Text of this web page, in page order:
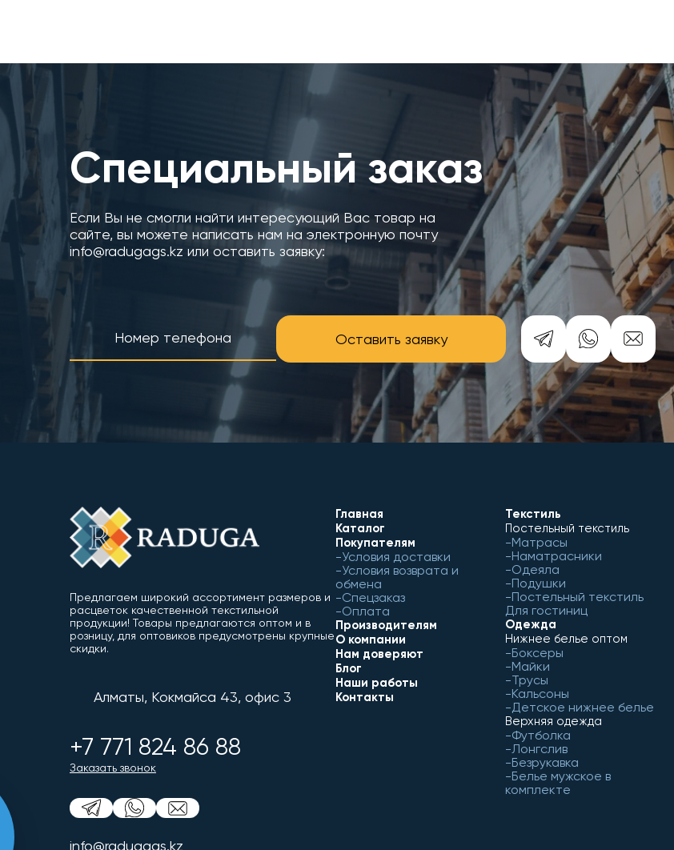
Специальный заказ
Если Вы не смогли найти интересующий Вас товар на
сайте, вы можете написать нам на электронную почту
info@radugags.kz или оставить заявку:
Оставить заявку
Предлагаем широкий ассортимент размеров и
расцветок качественной текстильной
продукции! Товары предлагаются оптом и в
розницу, для оптовиков предусмотрены крупные
скидки.
Алматы, Кокмайса 43, офис 3
+7 771 824 86 88
Заказать звонок
info@radugags.kz
Главная
Каталог
Покупателям
Условия доставки
Условия возврата и
обмена
Спецзаказ
Оплата
Производителям
О компании
Нам доверяют
Блог
Наши работы
Контакты
Текстиль
Постельный текстиль
Матрасы
Наматрасники
Одеяла
Подушки
Постельный текстиль
Для гостиниц
Одежда
Нижнее белье оптом
Боксеры
Майки
Трусы
Кальсоны
Детское нижнее белье
Верхняя одежда
Футболка
Лонгслив
Безрукавка
Белье мужское в
комплекте